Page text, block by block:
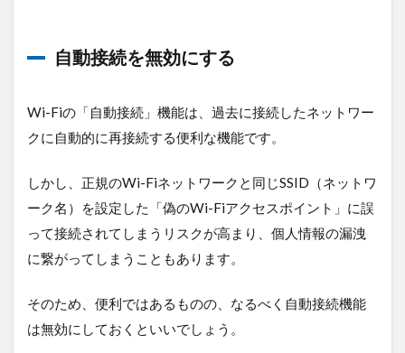
自動接続を無効にする
Wi-Fiの「自動接続」機能は、過去に接続したネットワー
クに自動的に再接続する便利な機能です。
しかし、正規のWi-Fiネットワークと同じSSID（ネットワ
ーク名）を設定した「偽のWi-Fiアクセスポイント」に誤
って接続されてしまうリスクが高まり、個人情報の漏洩
に繋がってしまうこともあります。
そのため、便利ではあるものの、なるべく自動接続機能
は無効にしておくといいでしょう。